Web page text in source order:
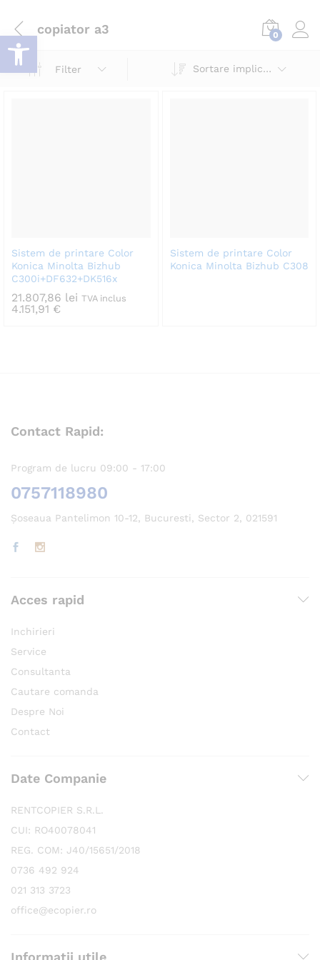
copiator a3 0
Filter Sortare implicită
Sistem de printare Color
Konica Minolta Bizhub
C300i+DF632+DK516x
21.807,86 lei TVA inclus
4.151,91 €
Sistem de printare Color
Konica Minolta Bizhub C308
Contact Rapid:
Program de lucru 09:00 - 17:00
0757118980
Șoseaua Pantelimon 10-12, Bucuresti, Sector 2, 021591
Acces rapid
Inchirieri
Service
Consultanta
Cautare comanda
Despre Noi
Contact
Date Companie
RENTCOPIER S.R.L.
CUI: RO40078041
REG. COM: J40/15651/2018
0736 492 924
021 313 3723
office@ecopier.ro
Informatii utile
Deschide bara de unelte